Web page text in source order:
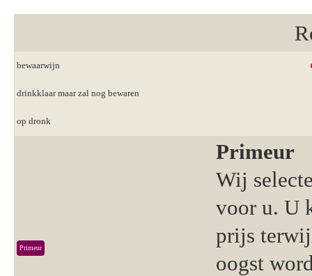
bewaarwijn
drinkklaar maar zal nog bewaren
op dronk
Primeur
Primeur
Wij
voor u. U
prijs
oogst